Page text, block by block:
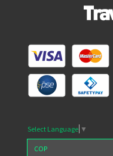
Select Language ▼